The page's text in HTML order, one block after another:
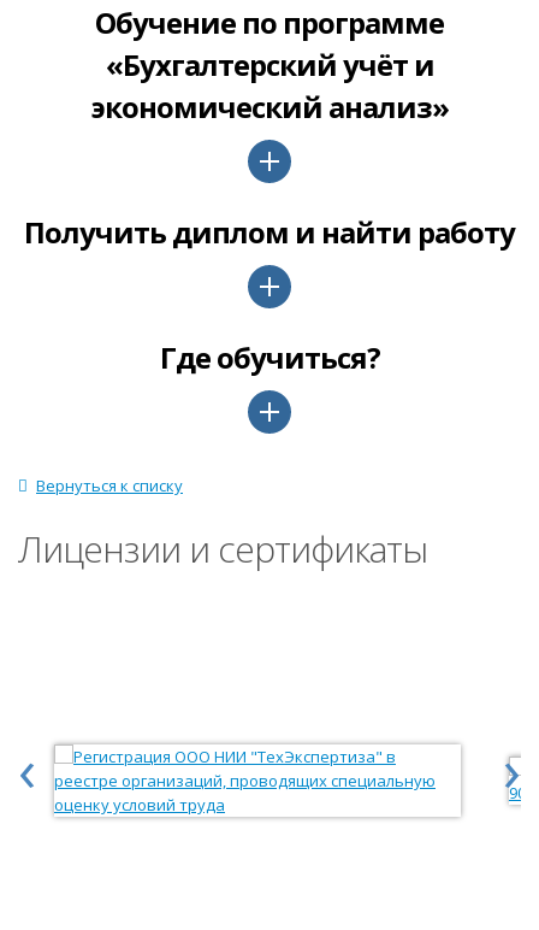
Обучение по программе
«Бухгалтерский учёт и
экономический анализ»
Получить диплом и найти работу
Где обучиться?
Вернуться к списку
Лицензии и сертификаты
‹ ›